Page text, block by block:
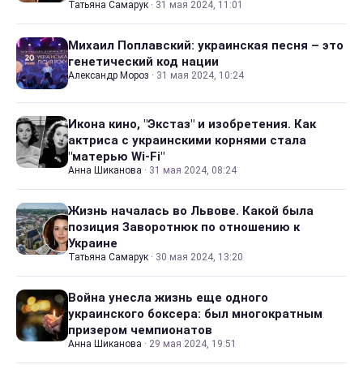
Татьяна Самарук · 31 мая 2024, 11:01
Михаил Поплавский: украинская песня – это
генетический код нации
Александр Мороз · 31 мая 2024, 10:24
Икона кино, "Экстаз" и изобретения. Как
актриса с украинскими корнями стала
"матерью Wi-Fi"
Анна Шиканова · 31 мая 2024, 08:24
Жизнь началась во Львове. Какой была
позиция Заворотнюк по отношению к
Украине
Татьяна Самарук · 30 мая 2024, 13:20
Война унесла жизнь еще одного
украинского боксера: был многократным
призером чемпионатов
Анна Шиканова · 29 мая 2024, 19:51